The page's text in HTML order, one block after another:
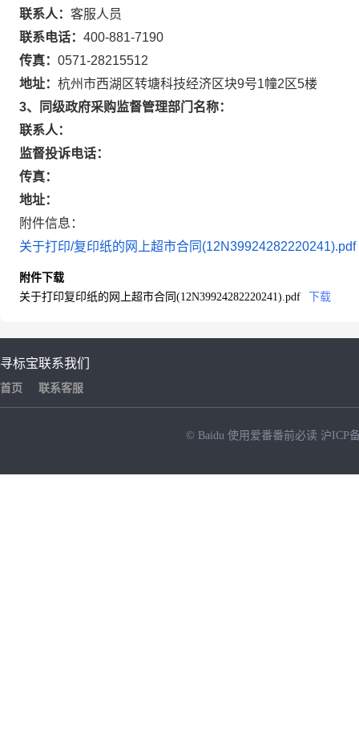
联系人： 客服人员
联系电话： 400-881-7190
传真： 0571-28215512
地址： 杭州市西湖区转塘科技经济区块9号1幢2区5楼
3、同级政府采购监督管理部门名称：
联系人：
监督投诉电话：
传真：
地址：
附件信息：
关于打印/复印纸的网上超市合同(12N39924282220241).pdf
附件下载
关于打印复印纸的网上超市合同(12N39924282220241).pdf
下载
寻标宝
首页
联系我们
联系客服
© Baidu 使用爱番番前必读 沪ICP